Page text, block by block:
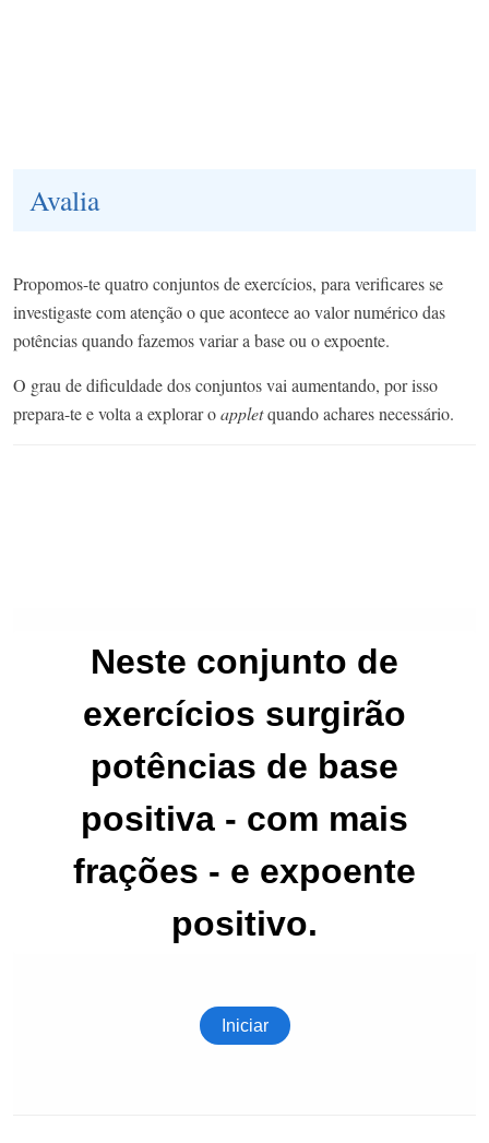
Avalia
Propomos-te quatro conjuntos de exercícios, para verificares se
investigaste com atenção o que acontece ao valor numérico das
potências quando fazemos variar a base ou o expoente.
O grau de dificuldade dos conjuntos vai aumentando, por isso
prepara-te e volta a explorar oappletquando achares necessário.